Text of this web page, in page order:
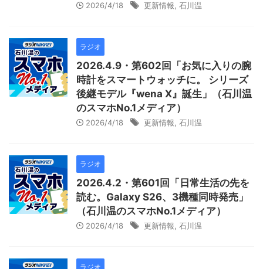
2026/4/18 更新情報 石川温
ラジオ
2026.4.9・第602回「お気に入りの腕
時計をスマートウォッチに。 シリーズ
後継モデル『wena X』誕生」（石川温
のスマホNo.1メディア）
2026/4/18 更新情報 石川温
ラジオ
2026.4.2・第601回「日常生活の先を
読む。Galaxy S26、3機種同時発売」
（石川温のスマホNo.1メディア）
2026/4/18 更新情報 石川温
ラジオ